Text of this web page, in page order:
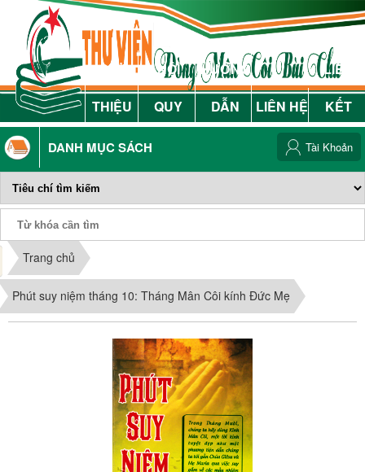
GIỚI
THIỆU
NỘI
QUY
HƯỚNG
DẪN
LIÊN HỆ
LIÊN
KẾT
DANH MỤC SÁCH Tài Khoản
Trang chủ
Phút suy niệm tháng 10: Tháng Mân Côi kính Đức Mẹ